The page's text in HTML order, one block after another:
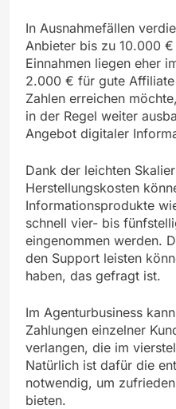
In Ausnahmefällen
Anbieter bis zu 10.000
Einnahmen liegen eher
2.000 € für gute
Zahlen erreichen
in der Regel weiter
Angebot digitaler
Dank der leichten
Herstellungskosten
Informationsprodukte
schnell vier- bis
eingenommen werden.
den Support leisten
haben, das gefragt ist.
Im Agenturbusiness
Zahlungen einzelner
verlangen, die im
Natürlich ist dafür die
notwendig, um
bieten.